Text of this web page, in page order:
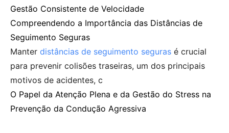
Gestão Consistente de Velocidade
Compreendendo a Importância das Distâncias de
Seguimento Seguras
Manter distâncias de seguimento seguras é crucial
para prevenir colisões traseiras, um dos principais
motivos de acidentes, c
O Papel da Atenção Plena e da Gestão do Stress na
Prevenção da Condução Agressiva